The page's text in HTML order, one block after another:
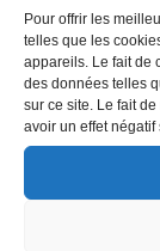
Pour offrir les
telles que les
appareils. Le fait de
des données telles
sur ce site. Le fait
avoir un effet négatif
article